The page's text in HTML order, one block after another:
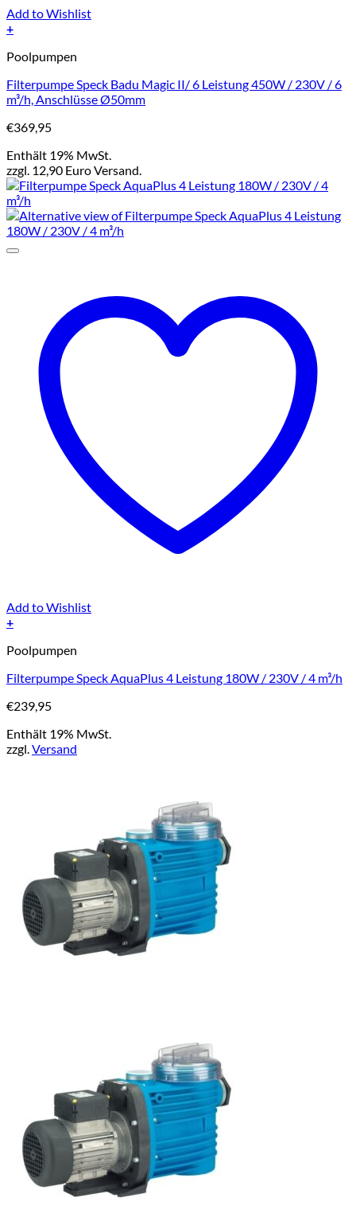
Add to Wishlist
+
Poolpumpen
Filterpumpe Speck Badu Magic II/ 6 Leistung 450W / 230V / 6
m³/h, Anschlüsse Ø50mm
€369,95
Enthält 19% MwSt.
zzgl. 12,90 Euro Versand.
Add to Wishlist
+
Poolpumpen
Filterpumpe Speck AquaPlus 4 Leistung 180W / 230V / 4 m³/h
€239,95
Enthält 19% MwSt.
zzgl.Versand